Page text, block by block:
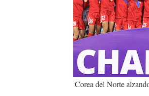
Corea del Norte